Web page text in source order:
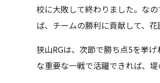
校に大敗して終わりました。な
ば、チームの勝利に貢献して、
狭山RGは、次節で勝ち点5を挙
な重要な一戦で活躍できれば、